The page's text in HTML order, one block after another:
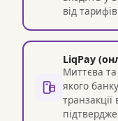
від
LiqPay
Миттєва
якого